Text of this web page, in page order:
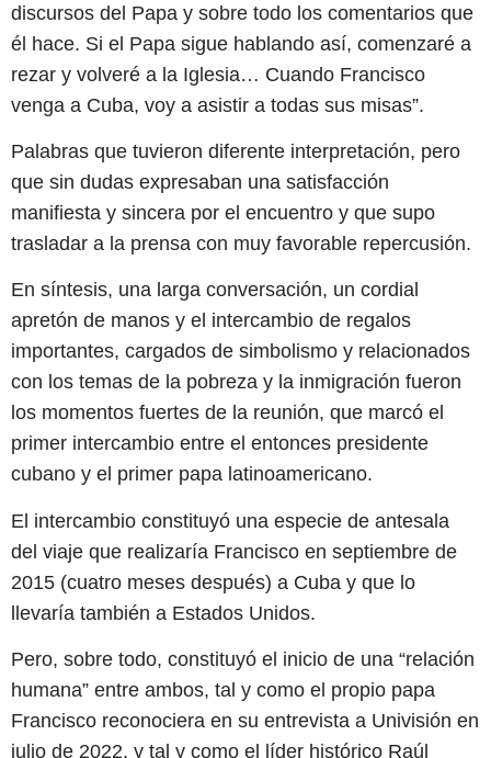
discursos del Papa y sobre todo los comentarios que
él hace. Si el Papa sigue hablando así, comenzaré a
rezar y volveré a la Iglesia… Cuando Francisco
venga a Cuba, voy a asistir a todas sus misas”.
Palabras que tuvieron diferente interpretación, pero
que sin dudas expresaban una satisfacción
manifiesta y sincera por el encuentro y que supo
trasladar a la prensa con muy favorable repercusión.
En síntesis, una larga conversación, un cordial
apretón de manos y el intercambio de regalos
importantes, cargados de simbolismo y relacionados
con los temas de la pobreza y la inmigración fueron
los momentos fuertes de la reunión, que marcó el
primer intercambio entre el entonces presidente
cubano y el primer papa latinoamericano.
El intercambio constituyó una especie de antesala
del viaje que realizaría Francisco en septiembre de
2015 (cuatro meses después) a Cuba y que lo
llevaría también a Estados Unidos.
Pero, sobre todo, constituyó el inicio de una “relación
humana” entre ambos, tal y como el propio papa
Francisco reconociera en su entrevista a Univisión en
julio de 2022, y tal y como el líder histórico Raúl